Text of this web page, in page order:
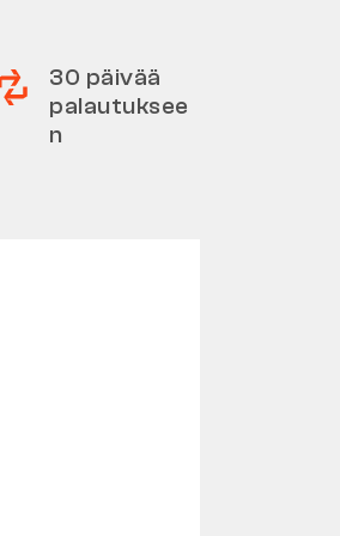
30 päivää
palautuksee
n